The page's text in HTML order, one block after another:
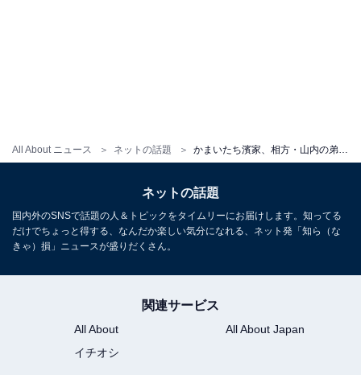
All About ニュース ネットの話題
ネットの話題
国内外のSNSで話題の人＆トピックをタイムリーにお届けします。知ってる
だけでちょっと得する、なんだか楽しい気分になれる、ネット発「知ら（な
きゃ）損」ニュースが盛りだくさん。
関連サービス
All About
All About Japan
イチオシ